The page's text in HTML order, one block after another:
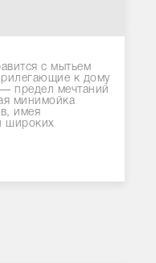
с мытьем
к дому
предел мечтаний
минимойка
имея
широких